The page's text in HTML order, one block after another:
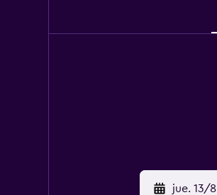
jue. 13/8